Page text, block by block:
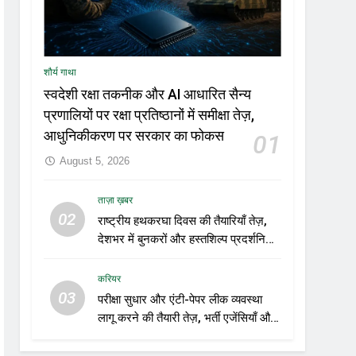
शौर्य गाथा
स्वदेशी रक्षा तकनीक और AI आधारित सैन्य
प्रणालियों पर रक्षा प्रतिष्ठानों में समीक्षा तेज़,
आधुनिकीकरण पर सरकार का फोकस
01
August 5, 2026
02
ताज़ा ख़बर
राष्ट्रीय हथकरघा दिवस की तैयारियाँ तेज़,
देशभर में बुनकरों और हस्तशिल्प प्रदर्शनियों
03
करियर
परीक्षा सुधार और एंटी-पेपर लीक व्यवस्था
लागू करने की तैयारी तेज़, भर्ती एजेंसियाँ और